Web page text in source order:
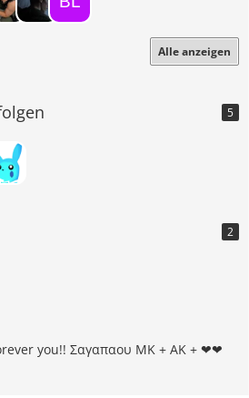
Alle anzeigen
5
2
you!! Σαγαπαου ΜΚ + ΑΚ + ❤❤